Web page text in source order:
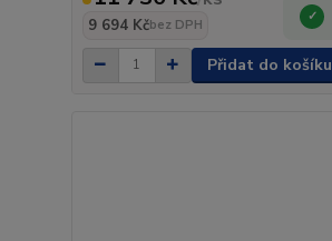
9 694 Kčbez DPH
Přidat do košíku